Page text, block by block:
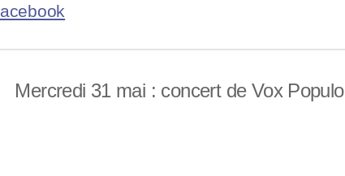
Mercredi 31 mai : concert de Vox Populo